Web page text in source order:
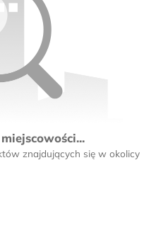
znajdujących się w okolicy